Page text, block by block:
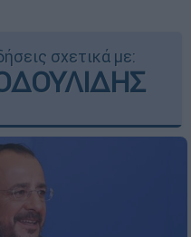
σχετικά με: